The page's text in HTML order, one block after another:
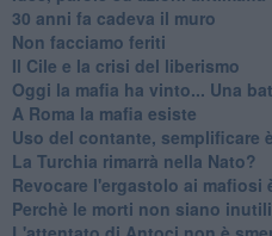
30 anni fa cadeva il muro
Non facciamo feriti
Il Cile e la crisi del liberismo
Oggi la mafia ha vinto... Una
A Roma la mafia esiste
Uso del contante, semplificare
La Turchia rimarrà nella Nato?
Revocare l'ergastolo ai mafiosi
Perchè le morti non siano inutili